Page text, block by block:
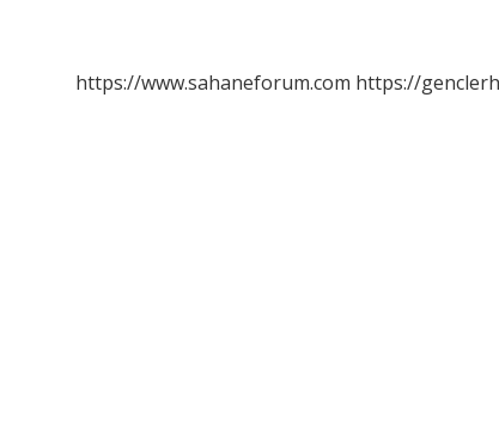
https://www.sahaneforum.com https://